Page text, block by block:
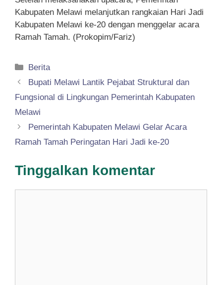
Kabupaten Melawi melanjutkan rangkaian Hari Jadi
Kabupaten Melawi ke-20 dengan menggelar acara
Ramah Tamah. (Prokopim/Fariz)
Kategori
Berita
Bupati Melawi Lantik Pejabat Struktural dan
Fungsional di Lingkungan Pemerintah Kabupaten
Melawi
Pemerintah Kabupaten Melawi Gelar Acara
Ramah Tamah Peringatan Hari Jadi ke-20
Tinggalkan komentar